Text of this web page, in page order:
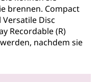
brennen. Compact
Versatile Disc
Recordable (R)
nachdem sie